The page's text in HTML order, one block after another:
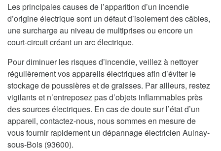
Les principales causes de l’apparition d’un incendie
d’origine électrique sont un défaut d’isolement des câbles,
une surcharge au niveau de multiprises ou encore un
court-circuit créant un arc électrique.
Pour diminuer les risques d’incendie, veillez à nettoyer
régulièrement vos appareils électriques afin d’éviter le
stockage de poussières et de graisses. Par ailleurs, restez
vigilants et n’entreposez pas d’objets inflammables près
des sources électriques. En cas de doute sur l’état d’un
appareil, contactez-nous, nous sommes en mesure de
vous fournir rapidement un dépannage électricien Aulnay-
sous-Bois (93600).